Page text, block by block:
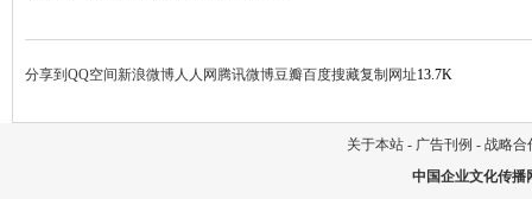
分享到 QQ空间新浪微博人人网 腾讯微博豆瓣百度搜藏复制网址13.7K
关于本站 - 广告刊例 - 战略合
中国企业文化传播